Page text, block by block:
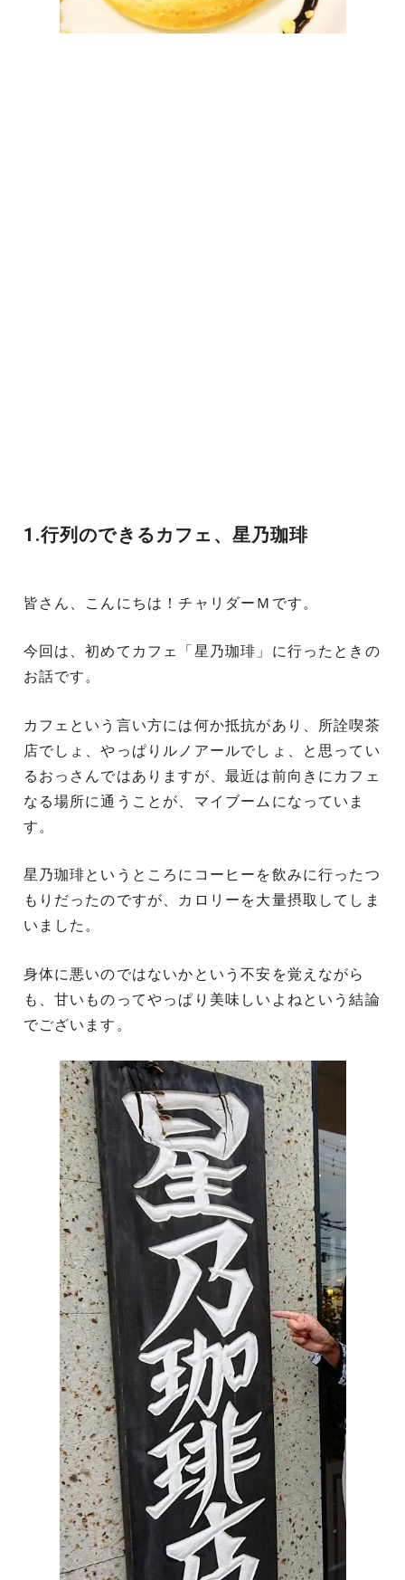
1.行列のできるカフェ、星乃珈琲
皆さん、こんにちは！チャリダーＭです。
今回は、初めてカフェ「星乃珈琲」に行ったときの
お話です。
カフェという言い方には何か抵抗があり、所詮喫茶
店でしょ、やっぱりルノアールでしょ、と思ってい
るおっさんではありますが、最近は前向きにカフェ
なる場所に通うことが、マイブームになっていま
す。
星乃珈琲というところにコーヒーを飲みに行ったつ
もりだったのですが、カロリーを大量摂取してしま
いました。
身体に悪いのではないかという不安を覚えながら
も、甘いものってやっぱり美味しいよねという結論
でございます。